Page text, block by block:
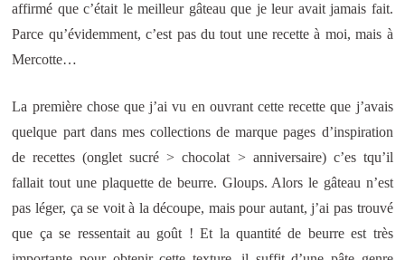
affirmé que c’était le meilleur gâteau que je leur avait jamais fait.
Parce qu’évidemment, c’est pas du tout une recette à moi, mais à
Mercotte…
La première chose que j’ai vu en ouvrant cette recette que j’avais
quelque part dans mes collections de marque pages d’inspiration
de recettes (onglet sucré > chocolat > anniversaire) c’es tqu’il
fallait tout une plaquette de beurre. Gloups. Alors le gâteau n’est
pas léger, ça se voit à la découpe, mais pour autant, j’ai pas trouvé
que ça se ressentait au goût ! Et la quantité de beurre est très